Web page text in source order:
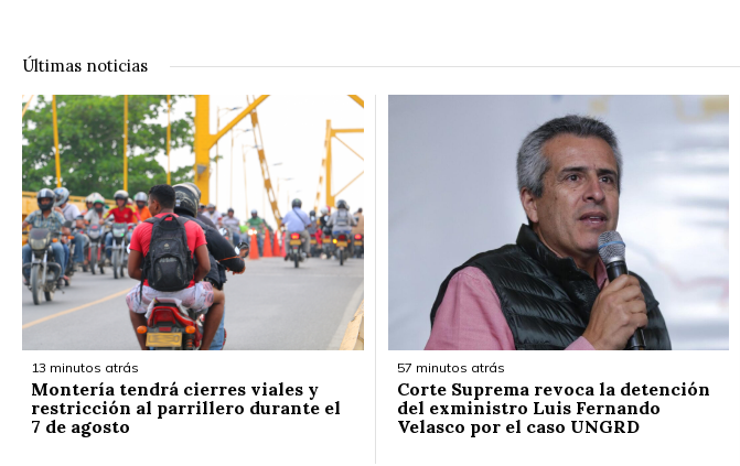
Últimas noticias
13 minutos atrás
Montería tendrá cierres viales y
restricción al parrillero durante el
7 de agosto
57 minutos atrás
Corte Suprema revoca la detención
del exministro Luis Fernando
Velasco por el caso UNGRD